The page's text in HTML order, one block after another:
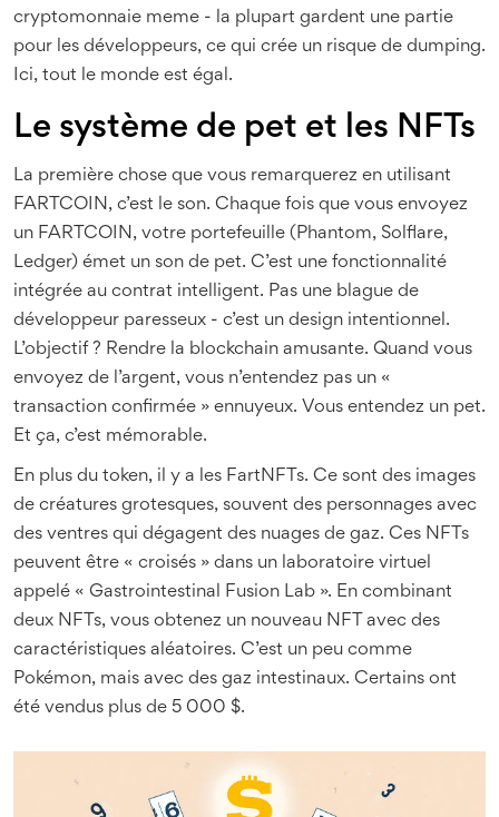
cryptomonnaie meme - la plupart gardent une partie
pour les développeurs, ce qui crée un risque de dumping.
Ici, tout le monde est égal.
Le système de pet et les NFTs
La première chose que vous remarquerez en utilisant
FARTCOIN, c’est le son. Chaque fois que vous envoyez
un FARTCOIN, votre portefeuille (Phantom, Solflare,
Ledger) émet un son de pet. C’est une fonctionnalité
intégrée au contrat intelligent. Pas une blague de
développeur paresseux - c’est un design intentionnel.
L’objectif ? Rendre la blockchain amusante. Quand vous
envoyez de l’argent, vous n’entendez pas un «
transaction confirmée » ennuyeux. Vous entendez un pet.
Et ça, c’est mémorable.
En plus du token, il y a les FartNFTs. Ce sont des images
de créatures grotesques, souvent des personnages avec
des ventres qui dégagent des nuages de gaz. Ces NFTs
peuvent être « croisés » dans un laboratoire virtuel
appelé « Gastrointestinal Fusion Lab ». En combinant
deux NFTs, vous obtenez un nouveau NFT avec des
caractéristiques aléatoires. C’est un peu comme
Pokémon, mais avec des gaz intestinaux. Certains ont
été vendus plus de 5 000 $.